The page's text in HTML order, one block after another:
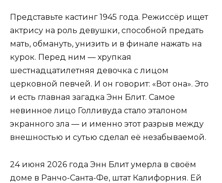
Представьте кастинг 1945 года. Режиссёр ищет
актрису на роль девушки, способной предать
мать, обмануть, унизить и в финале нажать на
курок. Перед ним — хрупкая
шестнадцатилетняя девочка с лицом
церковной певчей. И он говорит: «Вот она». Это
и есть главная загадка Энн Блит. Самое
невинное лицо Голливуда стало эталоном
экранного зла — и именно этот разрыв между
внешностью и сутью сделал её незабываемой.
24 июня 2026 года Энн Блит умерла в своём
доме в Ранчо-Санта-Фе, штат Калифорния. Ей